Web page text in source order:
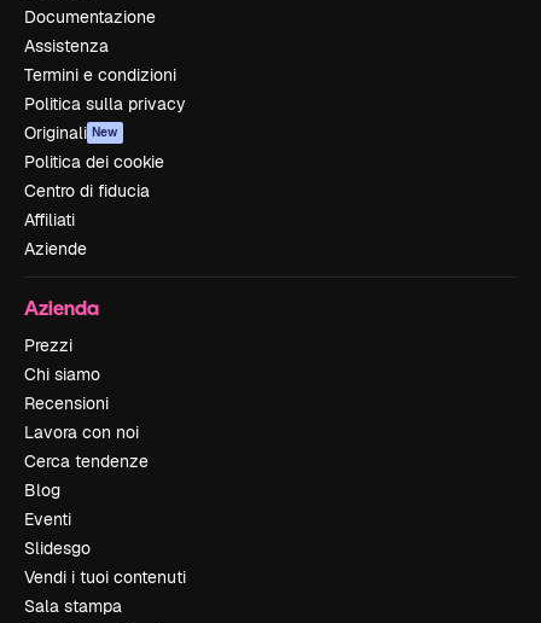
Documentazione
Assistenza
Termini e condizioni
Politica sulla privacy
Originali New
Politica dei cookie
Centro di fiducia
Affiliati
Aziende
Azienda
Prezzi
Chi siamo
Recensioni
Lavora con noi
Cerca tendenze
Blog
Eventi
Slidesgo
Vendi i tuoi contenuti
Sala stampa